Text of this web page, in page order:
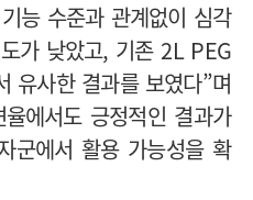
능 수준과 관계없이 심각
가 낮았고, 기존 2L PEG
유사한 결과를 보였다”며
에서도 긍정적인 결과가
군에서 활용 가능성을 확